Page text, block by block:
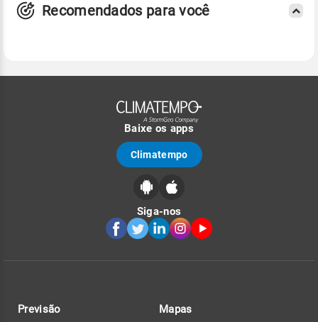
Recomendados para você
Baixe os apps
Climatempo
Siga-nos
Previsão Mapas